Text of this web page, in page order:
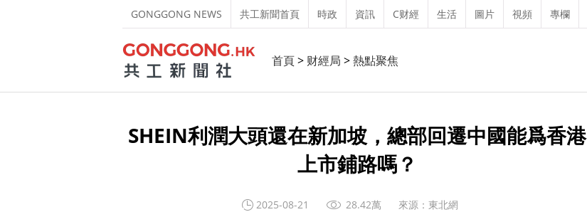
GONGGONG NEWS 共工新聞首頁 時政 資訊 C财經 生活 圖片 視頻 專欄
首頁> 财經局 >熱點聚焦
SHEIN利潤大頭還在新加坡，總部回遷中國能爲香港
上市鋪路嗎？
2025-08-21 28.42萬 來源：東北網